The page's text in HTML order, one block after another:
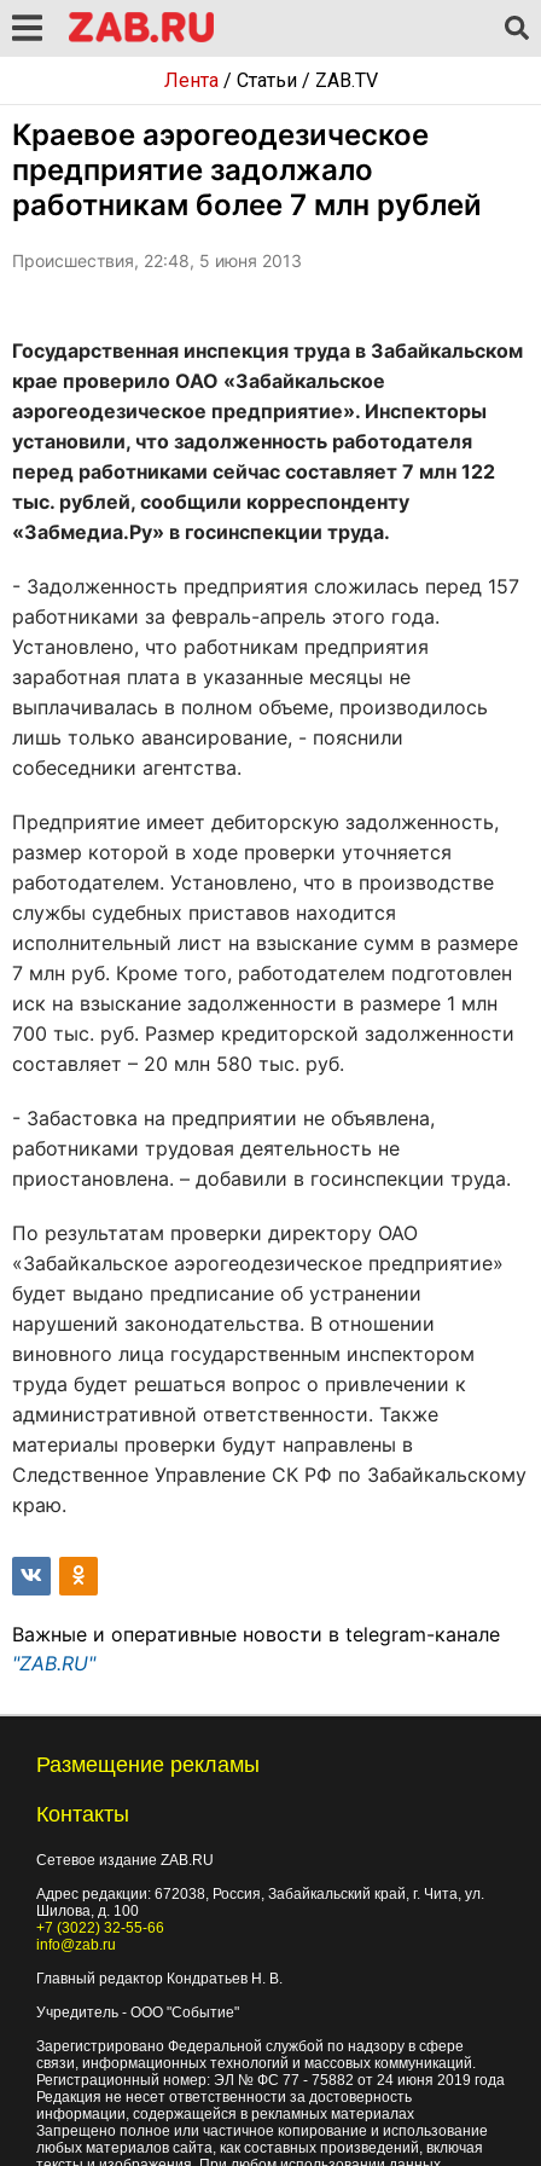
Лента/ Статьи/ ZAB.TV
Краевое аэрогеодезическое
предприятие задолжало
работникам более 7 млн рублей
Происшествия, 22:48, 5 июня 2013
Государственная инспекция труда в Забайкальском
крае проверило ОАО «Забайкальское
аэрогеодезическое предприятие». Инспекторы
установили, что задолженность работодателя
перед работниками сейчас составляет 7 млн 122
тыс. рублей, сообщили корреспонденту
«Забмедиа.Ру» в госинспекции труда.
- Задолженность предприятия сложилась перед 157
работниками за февраль-апрель этого года.
Установлено, что работникам предприятия
заработная плата в указанные месяцы не
выплачивалась в полном объеме, производилось
лишь только авансирование, - пояснили
собеседники агентства.
Предприятие имеет дебиторскую задолженность,
размер которой в ходе проверки уточняется
работодателем. Установлено, что в производстве
службы судебных приставов находится
исполнительный лист на взыскание сумм в размере
7 млн руб. Кроме того, работодателем подготовлен
иск на взыскание задолженности в размере 1 млн
700 тыс. руб. Размер кредиторской задолженности
составляет – 20 млн 580 тыс. руб.
- Забастовка на предприятии не объявлена,
работниками трудовая деятельность не
приостановлена. – добавили в госинспекции труда.
По результатам проверки директору ОАО
«Забайкальское аэрогеодезическое предприятие»
будет выдано предписание об устранении
нарушений законодательства. В отношении
виновного лица государственным инспектором
труда будет решаться вопрос о привлечении к
административной ответственности. Также
материалы проверки будут направлены в
Следственное Управление СК РФ по Забайкальскому
краю.
Важные и оперативные новости в telegram-канале
"ZAB.RU"
Размещение рекламы
Контакты
Сетевое издание ZAB.RU
Адрес редакции: 672038, Россия, Забайкальский край, г. Чита, ул.
Шилова, д. 100
+7 (3022) 32-55-66
info@zab.ru
Главный редактор Кондратьев Н. В.
Учредитель - ООО "Событие"
Зарегистрировано Федеральной службой по надзору в сфере
связи, информационных технологий и массовых коммуникаций.
Регистрационный номер: ЭЛ № ФС 77 - 75882 от 24 июня 2019 года
Редакция не несет ответственности за достоверность
информации, содержащейся в рекламных материалах
Запрещено полное или частичное копирование и использование
любых материалов сайта, как составных произведений, включая